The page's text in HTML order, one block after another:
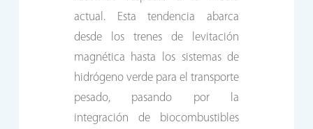
actual. Esta tendencia abarca
desde los trenes de levitación
magnética hasta los sistemas de
hidrógeno verde para el transporte
pesado, pasando por la
integración de biocombustibles